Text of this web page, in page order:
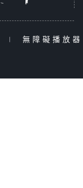
| 無障礙播放器